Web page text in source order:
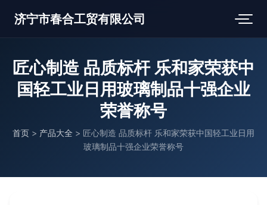
济宁市春合工贸有限公司
匠心制造 品质标杆 乐和家荣获中
国轻工业日用玻璃制品十强企业
荣誉称号
首页 > 产品大全 > 匠心制造 品质标杆 乐和家荣获中国轻工业日用
玻璃制品十强企业荣誉称号